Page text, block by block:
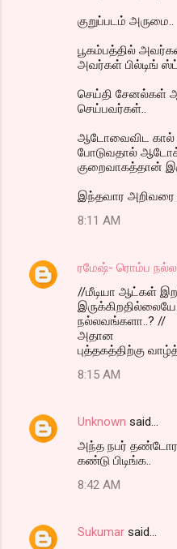
குறுப்படம் அருமை..
பூகம்பத்தில்
அவர்கள் பில்டிங்
செய்தி சேனல்கள்
செய்பவர்கள்..
ஆடோவைவிட கால்
போடுவதால்
குறைவாகத்தான்
இந்தவார அறிவரை
8:11 AM
ரமேஷ்- ரொம்ப
//மீடியா ஆட்கள்
நல்லவங்களா..? //
அதான
புத்தகத்திற்கு
8:15 AM
Unknown said…
அந்த நபர்
கண்டு பிடிங்க..
8:42 AM
Sukumar said…